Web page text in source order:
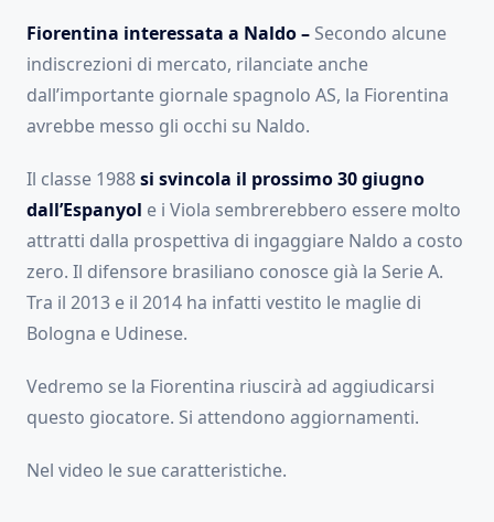
Fiorentina interessata a Naldo – Secondo alcune
indiscrezioni di mercato, rilanciate anche
dall’importante giornale spagnolo AS, la Fiorentina
avrebbe messo gli occhi su Naldo.
Il classe 1988si svincola il prossimo 30 giugno
dall’Espanyol e i Viola sembrerebbero essere molto
attratti dalla prospettiva di ingaggiare Naldo a costo
zero. Il difensore brasiliano conosce già la Serie A.
Tra il 2013 e il 2014 ha infatti vestito le maglie di
Bologna e Udinese.
Vedremo se la Fiorentina riuscirà ad aggiudicarsi
questo giocatore. Si attendono aggiornamenti.
Nel video le sue caratteristiche.